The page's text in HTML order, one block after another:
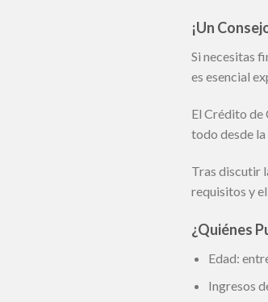
¡Un
Si necesitas
es esencial
El Crédito de
todo desde
Tras discutir
requisitos y
¿Quiénes
Edad:
Ingresos